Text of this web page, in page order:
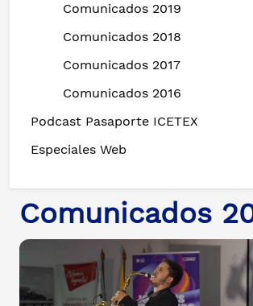
Comunicados 2019
Comunicados 2018
Comunicados 2017
Comunicados 2016
Podcast Pasaporte ICETEX
Especiales Web
Comunicados